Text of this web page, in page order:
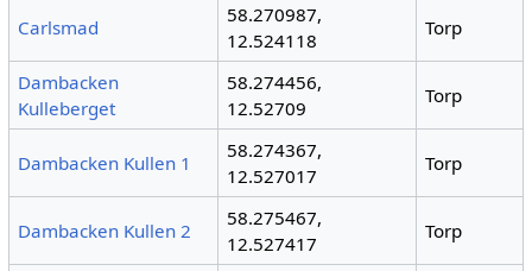
Carlsmad
58.270987,
12.524118
Torp
Dambacken
Kulleberget
58.274456,
12.52709
Torp
Dambacken Kullen 1
58.274367,
12.527017
Torp
Dambacken Kullen 2
58.275467,
12.527417
Torp